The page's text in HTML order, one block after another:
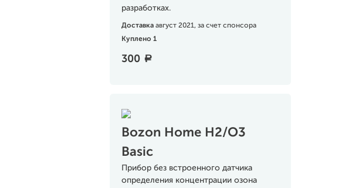
разработках.
Доставка август 2021, за счет спонсора
Куплено 1
300 a
Bozon Home H2/O3
Basic
Прибор без встроенного датчика
определения концентрации озона